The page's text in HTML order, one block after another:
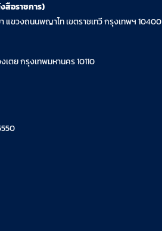
สือราชการ)
ขวงถนนพญาไท เขตราชเทวี กรุงเทพฯ 10400
ตย กรุงเทพมหานคร 10110